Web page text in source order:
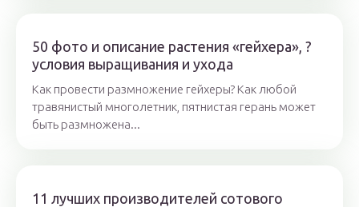
50 фото и описание растения «гейхера», ?
условия выращивания и ухода
Как провести размножение гейхеры? Как любой
травянистый многолетник, пятнистая герань может
быть размножена...
11 лучших производителей сотового